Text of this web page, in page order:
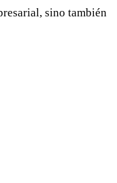
sino también